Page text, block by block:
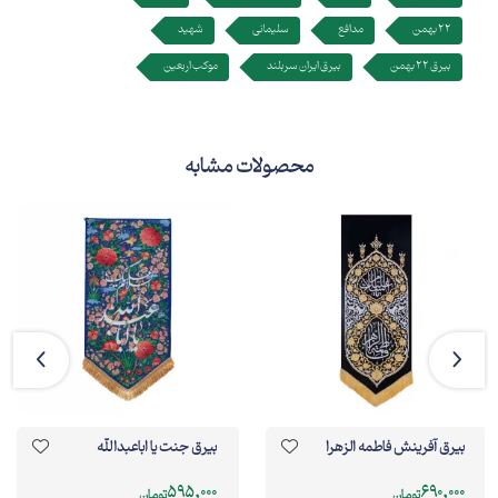
22 بهمن
مدافع سلیمانی
شهید
بیرق 22 بهمن
بیرق ایران سربلند موکب اربعین
محصولات مشابه
بیرق آفرینش فاطمه الزهرا بیرق جنت يا اباعبدالله